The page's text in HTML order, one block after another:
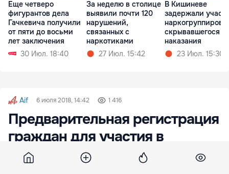
Еще четверо
фигурантов дела
Гачкевича получили
от пяти до восьми
лет заключения
30 Июл. 18:40
За неделю в столице
выявили почти 120
нарушений,
связанных с
наркотиками
27 Июл. 15:42
В Кишиневе
задержали
скрывавшегося от
наказания
23 Июл. 15:30
Aif 6 июля 2018, 14:42 1 416
Предварительная регистрация
граждан для участия в
парламентских выборах